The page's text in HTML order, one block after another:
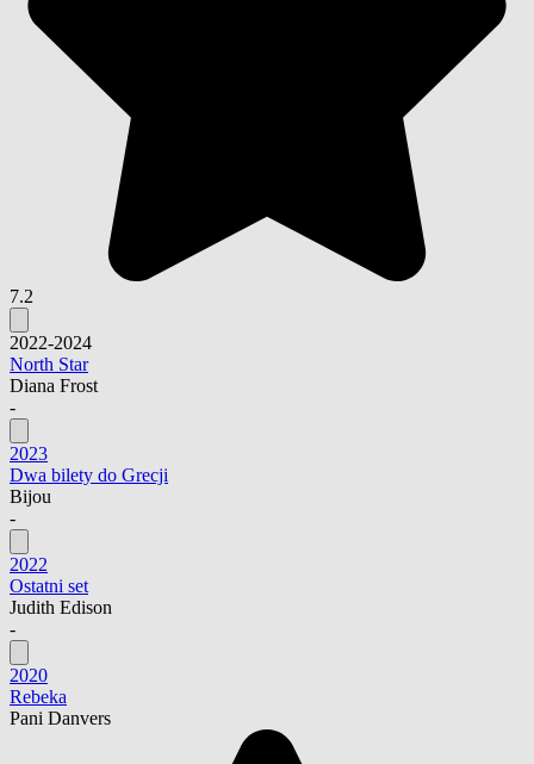
7.2
2022-2024
North Star
Diana Frost
-
2023
Dwa bilety do Grecji
Bijou
-
2022
Ostatni set
Judith Edison
-
2020
Rebeka
Pani Danvers